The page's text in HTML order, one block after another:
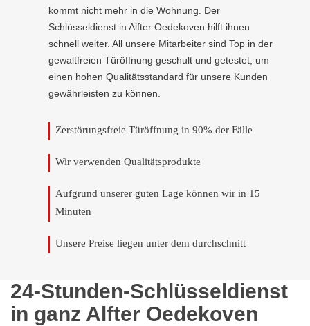
kommt nicht mehr in die Wohnung. Der
Schlüsseldienst in Alfter Oedekoven hilft ihnen
schnell weiter. All unsere Mitarbeiter sind Top in der
gewaltfreien Türöffnung geschult und getestet, um
einen hohen Qualitätsstandard für unsere Kunden
gewährleisten zu können.
Zerstörungsfreie Türöffnung in 90% der Fälle
Wir verwenden Qualitätsprodukte
Aufgrund unserer guten Lage können wir in 15
Minuten
Unsere Preise liegen unter dem durchschnitt
24-Stunden-Schlüsseldienst
in ganz Alfter Oedekoven